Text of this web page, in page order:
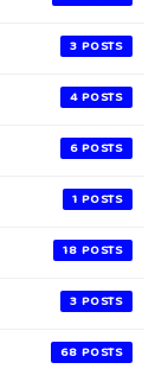
3
4
6
1
18
3
68